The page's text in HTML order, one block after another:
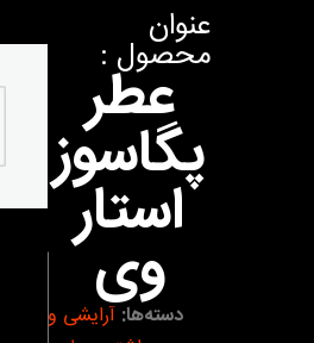
عنوان
محصول :
عطر
پگاسوز
استار
وی
دسته‌ها: آرایشی و